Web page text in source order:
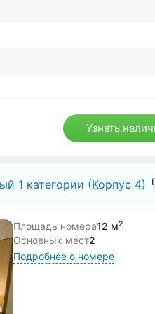
Узнать
1 категории (Корпус 4)
Площадь номера12 м2
Основных мест2
Подробнее о номере